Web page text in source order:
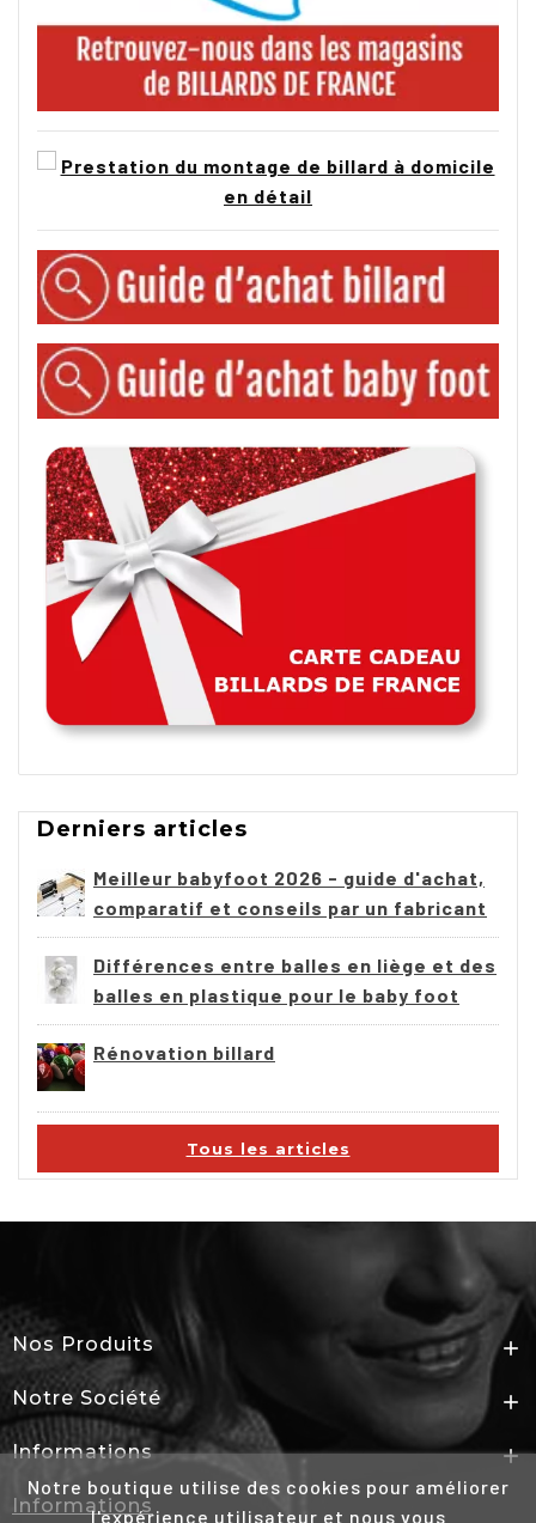
Notre boutique utilise des cookies pour améliorer
l'expérience utilisateur et nous vous
Derniers articles
Meilleur babyfoot 2026 - guide d'achat,
comparatif et conseils par un fabricant
Différences entre balles en liège et des
balles en plastique pour le baby foot
Rénovation billard
Tous les articles
Nos Produits 
Notre Société 
Informations 
Informations